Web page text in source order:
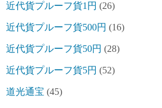
近代貨プルーフ貨1円 (26)
近代貨プルーフ貨500円 (16)
近代貨プルーフ貨50円 (28)
近代貨プルーフ貨5円 (52)
道光通宝 (45)